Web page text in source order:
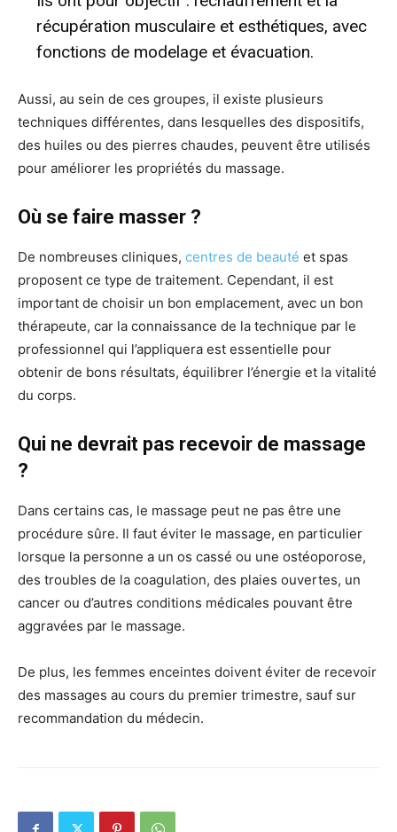
récupération musculaire et esthétiques, avec
fonctions de modelage et évacuation.
Aussi, au sein de ces groupes, il existe plusieurs
techniques différentes, dans lesquelles des dispositifs,
des huiles ou des pierres chaudes, peuvent être utilisés
pour améliorer les propriétés du massage.
Où se faire masser ?
De nombreuses cliniques, centres de beauté et spas
proposent ce type de traitement. Cependant, il est
important de choisir un bon emplacement, avec un bon
thérapeute, car la connaissance de la technique par le
professionnel qui l’appliquera est essentielle pour
obtenir de bons résultats, équilibrer l’énergie et la vitalité
du corps.
Qui ne devrait pas recevoir de massage
?
Dans certains cas, le massage peut ne pas être une
procédure sûre. Il faut éviter le massage, en particulier
lorsque la personne a un os cassé ou une ostéoporose,
des troubles de la coagulation, des plaies ouvertes, un
cancer ou d’autres conditions médicales pouvant être
aggravées par le massage.
De plus, les femmes enceintes doivent éviter de recevoir
des massages au cours du premier trimestre, sauf sur
recommandation du médecin.